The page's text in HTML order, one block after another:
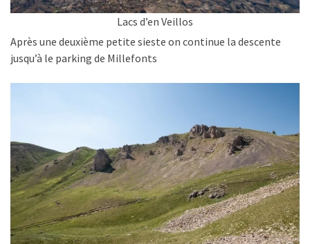
Lacs d’en Veillos
Après une deuxième petite sieste on continue la descente
jusqu’à le parking de Millefonts